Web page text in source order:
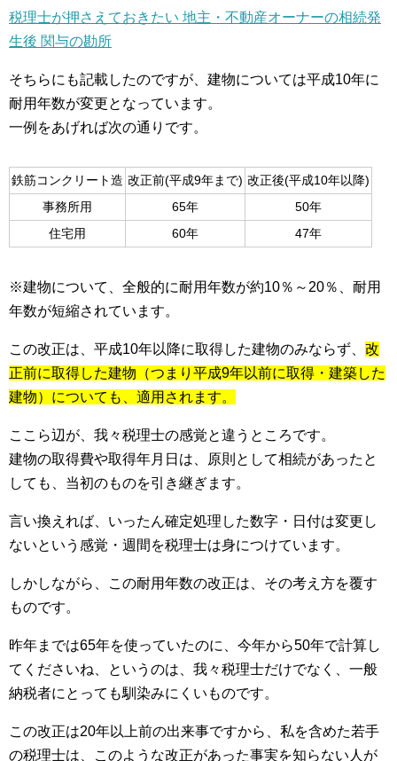
税理士が押さえておきたい 地主・不動産オーナーの相続発
生後 関与の勘所
そちらにも記載したのですが、建物については平成10年に
耐用年数が変更となっています。
一例をあげれば次の通りです。
鉄筋コンクリート造 改正前(平成9年まで) 改正後(平成10年以降)
事務所用
65年
50年
住宅用
60年 47年
※建物について、全般的に耐用年数が約10％～20％、耐用
年数が短縮されています。
この改正は、平成10年以降に取得した建物のみならず、 改
正前に取得した建物（つまり平成9年以前に取得・建築した
建物）についても、適用されます。
ここら辺が、我々税理士の感覚と違うところです。
建物の取得費や取得年月日は、原則として相続があったと
しても、当初のものを引き継ぎます。
言い換えれば、いったん確定処理した数字・日付は変更し
ないという感覚・週間を税理士は身につけています。
しかしながら、この耐用年数の改正は、その考え方を覆す
ものです。
昨年までは65年を使っていたのに、今年から50年で計算し
てくださいね、というのは、我々税理士だけでなく、一般
納税者にとっても馴染みにくいものです。
この改正は20年以上前の出来事ですから、私を含めた若手
の税理士は、このような改正があった事実を知らない人が